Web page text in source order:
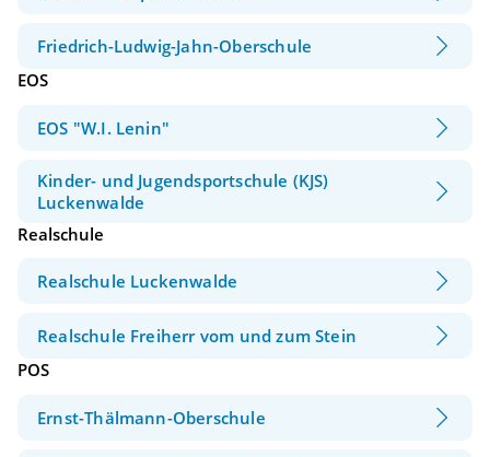
Friedrich-Ludwig-Jahn-Oberschule
EOS
EOS "W.I. Lenin"
Kinder- und Jugendsportschule (KJS)
Luckenwalde
Realschule
Realschule Luckenwalde
Realschule Freiherr vom und zum Stein
POS
Ernst-Thälmann-Oberschule